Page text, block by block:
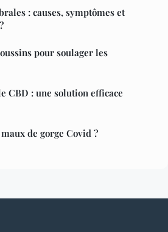
: causes, symptômes et
pour soulager les
CBD : une solution efficace
de gorge Covid ?